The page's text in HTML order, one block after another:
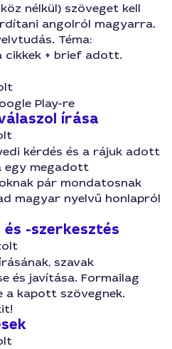
nélkül) szöveget kell
angolról magyarra.
Téma:
cikkek + brief adott.
Play-re
írása
kérdés és a rájuk adott
egy megadott
pár mondatosnak
magyar nyelvű honlapról
-szerkesztés
szavak
és javítása. Formailag
a kapott szövegnek.